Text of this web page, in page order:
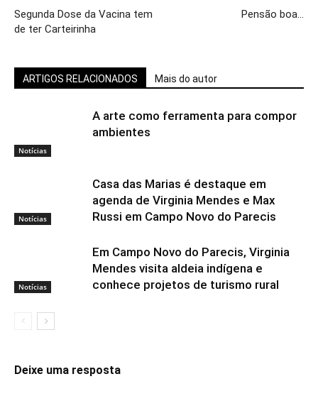
Segunda Dose da Vacina tem
de ter Carteirinha
Pensão boa…
ARTIGOS RELACIONADOS Mais do autor
Notícias
A arte como ferramenta para compor
ambientes
Notícias
Casa das Marias é destaque em
agenda de Virginia Mendes e Max
Russi em Campo Novo do Parecis
Notícias
Em Campo Novo do Parecis, Virginia
Mendes visita aldeia indígena e
conhece projetos de turismo rural
Deixe uma resposta